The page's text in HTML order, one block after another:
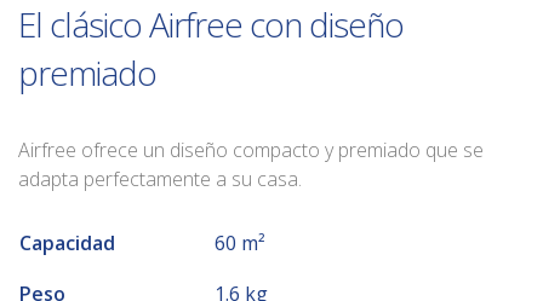
El clásico Airfree con diseño
premiado
Airfree ofrece un diseño compacto y premiado que se
adapta perfectamente a su casa.
Capacidad
60 m²
Peso
1.6 kg